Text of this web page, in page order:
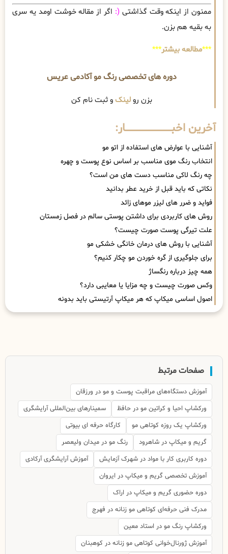
ممنون از اینکه وقت گذاشتی(: اگر از مقاله خوشت اومد یه سری
به بقیه هم بزن.
***مطالعه بیشتر***
دوره های تخصصی رنگ مو آکادمی عریس
بزن رولینکو ثبت نام کن
آخرین اخبــــــــــــــــــــــــــــــار:
آشنایی با عوارض های استفاده از اتو مو
انتخاب رنگ موی مناسب بر اساس نوع پوست و چهره
چه رنگ لاکی مناسب دست های من است؟
نکاتی که باید قبل از خرید عطر بدانید
فواید و ضرر های لیزر موهای زائد
روش های کاربردی برای داشتن پوستی سالم در فصل زمستان
علت تیرگی پوست صورت چیست؟
آشنایی با روش های درمان خانگی خشکی مو
برای جلوگیری از گره خوردن مو چکار کنیم؟
همه چیز درباره رنگساژ
وکس صورت چیست و چه مزایا یا معایبی دارد؟
اصول اساسی میکاپ که هر میکاپ آرتیستی باید بدونه
صفحات مرتبط
آموزش دستگاه‌های مراقبت پوست و مو در ورزقان
ورکشاپ احیا و کراتین مو در حافظ
سمینارهای بین‌المللی آرایشگری
ورکشاپ یک روزه کوتاهی مو
کارگاه حرفه ای بیوتی
گریم و میکاپ در شاهرود
رنگ مو در میدان ولیعصر
دوره کاربری کار با مواد در شهرک آزمایش
آموزش آرایشگری آرکادی
آموزش تخصصی گریم و میکاپ در ایروان
دوره حضوری گریم و میکاپ در اراک
مدرک فنی حرفه‌ای کوتاهی مو زنانه در فهرج
ورکشاپ رنگ مو در استاد معین
آموزش ژورنال‌خوانی کوتاهی مو زنانه در کوهبنان